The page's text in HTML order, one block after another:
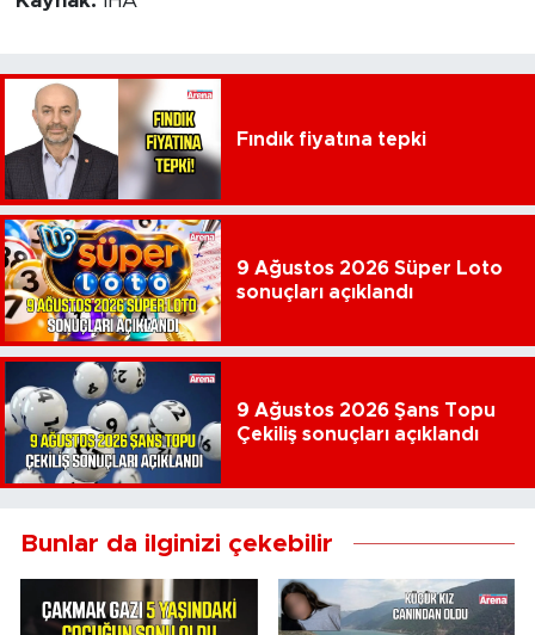
Fındık fiyatına tepki
9 Ağustos 2026 Süper Loto
sonuçları açıklandı
9 Ağustos 2026 Şans Topu
Çekiliş sonuçları açıklandı
Bunlar da ilginizi çekebilir